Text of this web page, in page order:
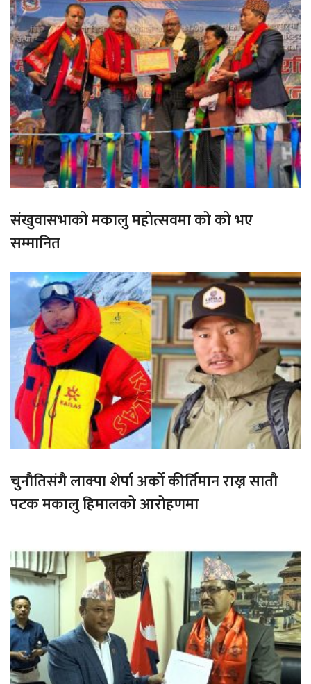
संखुवासभाको मकालु महोत्सवमा को को भए
सम्मानित
चुनौतिसंगै लाक्पा शेर्पा अर्को कीर्तिमान राख्न सातौ
पटक मकालु हिमालको आरोहणमा